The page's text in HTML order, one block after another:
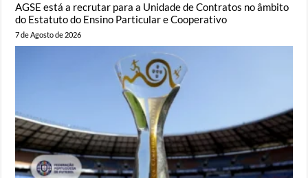
AGSE está a recrutar para a Unidade de Contratos no âmbito
do Estatuto do Ensino Particular e Cooperativo
7 de Agosto de 2026